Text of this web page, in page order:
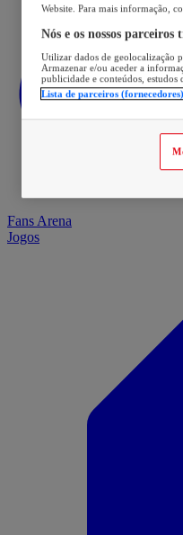
Fans Arena
Jogos
Website. Para mais informação,
Nós e os nossos
Utilizar dados de geolocalização
Armazenar e/ou aceder a
publicidade e conteúdos, estudos
Lista de parceiros (fornecedores)